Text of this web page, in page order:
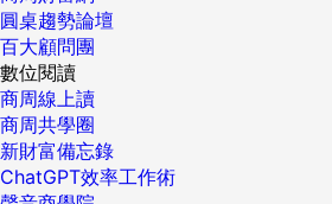
圓桌趨勢論壇
百大顧問團
數位閱讀
商周線上讀
商周共學圈
新財富備忘錄
ChatGPT效率工作術